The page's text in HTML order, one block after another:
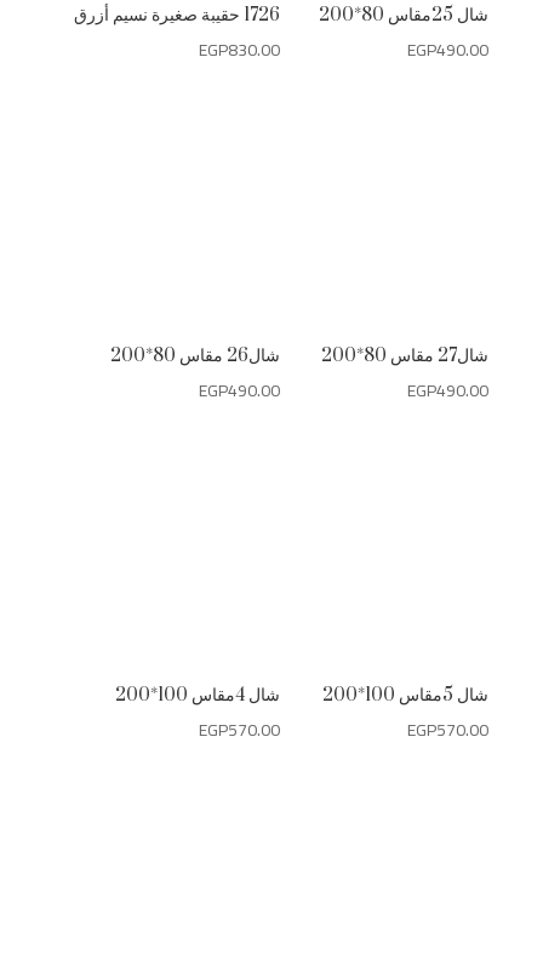
1726 حقيبة صغيرة نسيم أزرق
EGP830.00
شال 25مقاس 80*200
EGP490.00
شال26 مقاس 80*200
EGP490.00
شال27 مقاس 80*200
EGP490.00
شال 4مقاس 100*200
EGP570.00
شال 5مقاس 100*200
EGP570.00